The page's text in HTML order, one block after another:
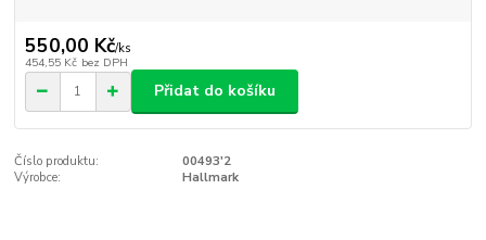
550,00 Kč/ks
454,55 Kč bez DPH
Přidat do košíku
Číslo produktu:
00493'2
Výrobce:
Hallmark